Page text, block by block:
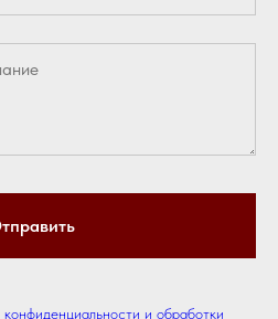
конфиденциальности и обработки